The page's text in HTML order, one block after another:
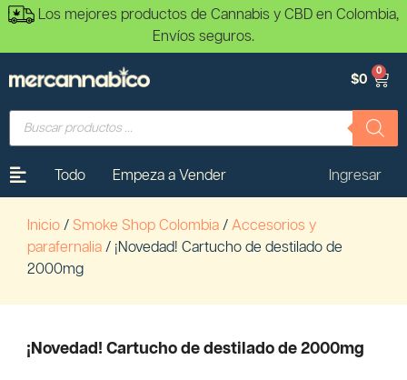
Los mejores productos de Cannabis y CBD en Colombia,
Envíos seguros.
$0
0
Todo Empeza a Vender Ingresar
Inicio / Smoke Shop Colombia / Accesorios y
parafernalia / ¡Novedad! Cartucho de destilado de
2000mg
¡Novedad! Cartucho de destilado de 2000mg